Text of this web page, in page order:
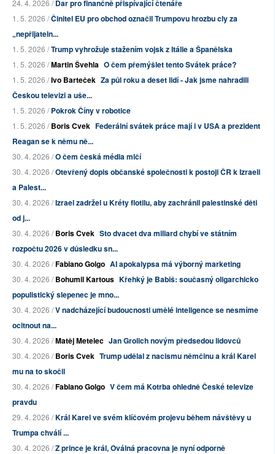
24. 4. 2026 /Dar pro finančně přispívající čtenáře
1. 5. 2026 /Činitel EU pro obchod označil Trumpovu hrozbu cly za
„nepřijateln...
1. 5. 2026 /Trump vyhrožuje stažením vojsk z Itálie a Španělska
1. 5. 2026 /Martin Švehla O čem přemýšlet tento Svátek práce?
1. 5. 2026 /Ivo Barteček Za půl roku a deset lidí - Jak jsme nahradili
Českou televizi a uše...
1. 5. 2026 /Pokrok Číny v robotice
1. 5. 2026 /Boris Cvek Federální svátek práce mají i v USA a prezident
Reagan se k němu ně...
30. 4. 2026 /O čem česká média mlčí
30. 4. 2026 /Otevřený dopis občanské společnosti k postoji ČR k Izraeli
a Palest...
30. 4. 2026 /Izrael zadržel u Kréty flotilu, aby zachránil palestinské děti
od j...
30. 4. 2026 /Boris Cvek Sto dvacet dva miliard chybí ve státním
rozpočtu 2026 v důsledku sn...
30. 4. 2026 /Fabiano Golgo AI apokalypsa má výborný marketing
30. 4. 2026 /Bohumil Kartous Křehký je Babiš: současný oligarchicko
populistický slepenec je mno...
30. 4. 2026 /V nadcházející budoucnosti umělé inteligence se nesmíme
ocitnout na...
30. 4. 2026 /Matěj Metelec Jan Grolich novým předsedou lidovců
30. 4. 2026 /Boris Cvek Trump udělal z nacismu němčinu a král Karel
mu na to skočil
30. 4. 2026 /Fabiano Golgo V čem má Kotrba ohledně České televize
pravdu
29. 4. 2026 /Král Karel ve svém klíčovém projevu během návštěvy u
Trumpa chválí ...
30. 4. 2026 /Z prince je král, Oválná pracovna je nyní odporně